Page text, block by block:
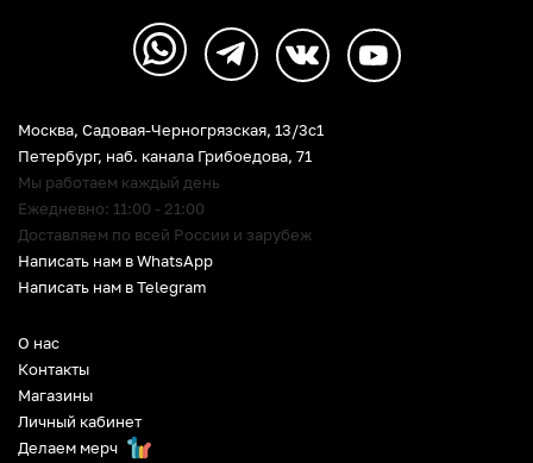
О нас
Контакты
Магазины
Личный кабинет
Делаем мерч
Москва, Садовая-Черногрязская, 13/3c1
Петербург, наб. канала Грибоедова, 71
Мы работаем каждый день
Ежедневно: 11:00 - 21:00
Доставляем по всей России и зарубеж
Написать нам в WhatsApp
Написать нам в Telegram